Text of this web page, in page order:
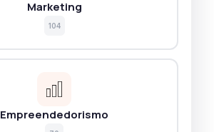
Marketing
104
Empreendedorismo